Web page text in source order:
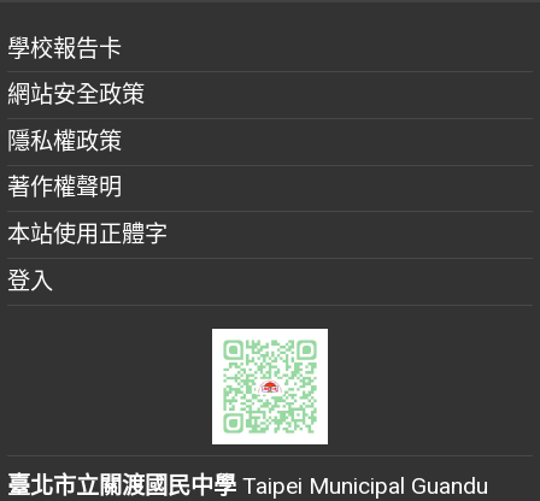
學校報告卡
網站安全政策
隱私權政策
著作權聲明
本站使用正體字
登入
臺北市立關渡國民中學 Taipei Municipal Guandu